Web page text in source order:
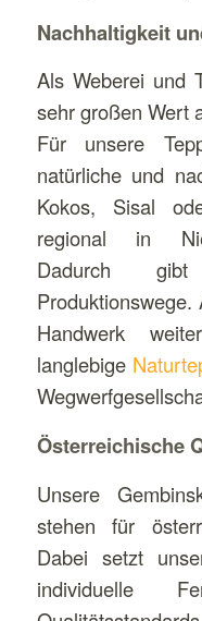
Nachhaltigkeit
Als Weberei und
sehr großen Wert
Für unsere
natürliche und
Kokos, Sisal
regional in
Dadurch
Handwerk
langlebige
Österreichische
Unsere
stehen für
Dabei setzt
individuelle